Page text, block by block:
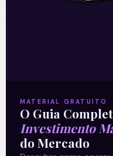
Sobre nós
Termos e Condições
Política de Privacidade
MATERIAL GRATUITO
O Guia
Investimento
do Mercado